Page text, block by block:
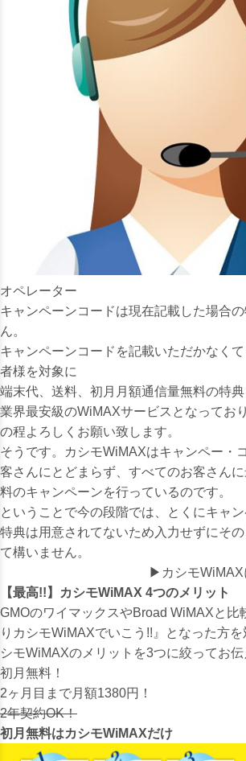
オペレーター
キャンペーンコードは現在記載した場合の
ん。
キャンペーンコードを記載いただかなくて
者様を対象に
端末代、送料、初月月額通信量無料の特典
業界最安級のWiMAXサービスとなってお
の程よろしくお願い致します。
そうです。カシモWiMAXはキャンペー・
客さんにとどまらず、すべてのお客さん
料のキャンペーンを行っているのです。
ということで今の段階では、とくにキャ
特典は用意されてないため入力せずにそ
て構いません。
▶ カシモ
【最高!!】カシモWiMAX 4つのメリット
GMOのワイマックスやBroad WiMAXと比
りカシモWiMAXでいこう!!』となった方
シモWiMAXのメリットを3つに絞ってお伝
初月無料！
2ヶ月目まで月額1380円！
2年契約OK！
初月無料はカシモWiMAXだけ